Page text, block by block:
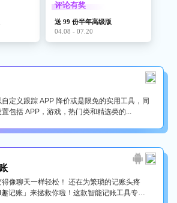
评论有奖
送 99 份半年高级版
04.08 - 07.20
定义跟踪 APP 降价或是限免的实用工具，同
置包括 APP，游戏，热门类和精选类的...
得像聊天一样轻松！ 还在为繁琐的记账头疼
记账」来拯救你啦！这款智能记账工具专为